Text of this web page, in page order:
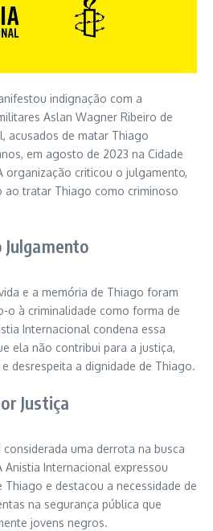
indignação com a
Aslan Wagner Ribeiro de
acusados de matar Thiago
em agosto de 2023 na Cidade
organização criticou o julgamento,
ao tratar Thiago como criminoso
Julgamento
e a memória de Thiago foram
o à criminalidade como forma de
Internacional condena essa
ela não contribui para a justiça,
desrespeita a dignidade de Thiago.
Justiça
uma derrota na busca
Internacional expressou
Thiago e destacou a necessidade de
na segurança pública que
jovens negros.